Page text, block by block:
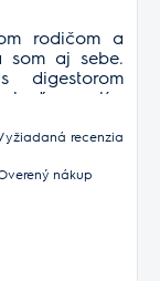
rodičom a
som aj sebe.
digestorom
spustím
ovládania.
recenzia
nákup